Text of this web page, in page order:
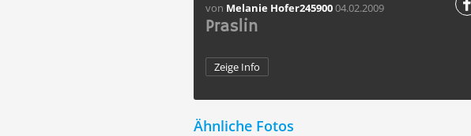
von Melanie Hofer24590004.02.2009
Praslin
Zeige Info
Ähnliche Fotos